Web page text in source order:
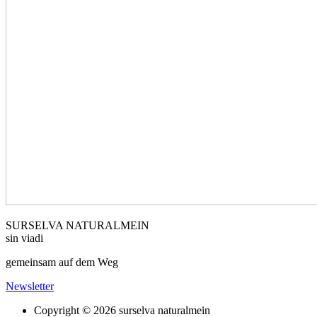
SURSELVA NATURALMEIN
sin viadi
gemeinsam auf dem Weg
Newsletter
Copyright © 2026 surselva naturalmein